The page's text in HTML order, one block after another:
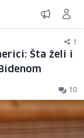
1
Šta želi i
10